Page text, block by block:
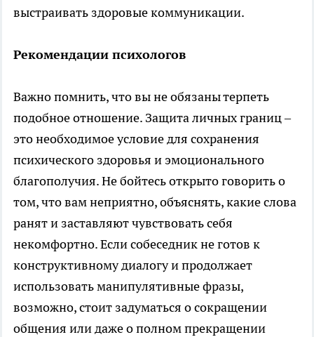
выстраивать здоровые коммуникации.
Рекомендации психологов
Важно помнить, что вы не обязаны терпеть
подобное отношение. Защита личных границ –
это необходимое условие для сохранения
психического здоровья и эмоционального
благополучия. Не бойтесь открыто говорить о
том, что вам неприятно, объяснять, какие слова
ранят и заставляют чувствовать себя
некомфортно. Если собеседник не готов к
конструктивному диалогу и продолжает
использовать манипулятивные фразы,
возможно, стоит задуматься о сокращении
общения или даже о полном прекращении